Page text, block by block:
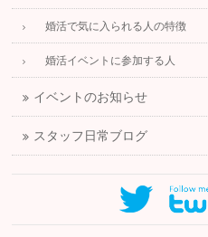
婚活で気に入られる人の特徴
婚活イベントに参加する人
イベントのお知らせ
スタッフ日常ブログ